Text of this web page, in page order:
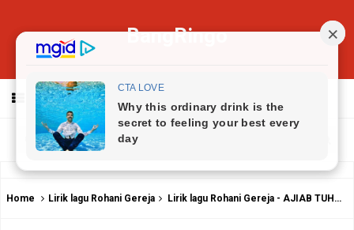
BangRingo
MENU
Home Lirik lagu Rohani Gereja Lirik lagu Rohani Gereja - AJIAB TUHAN (BAHASA HAWAI)